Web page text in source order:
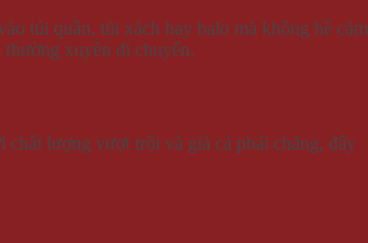
túi quần, túi xách hay balo mà không hề cảm
xuyên di chuyển.
lượng vượt trội và giá cả phải chăng, đây